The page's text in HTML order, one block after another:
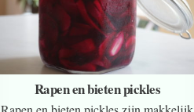
Rapen en bieten pickles